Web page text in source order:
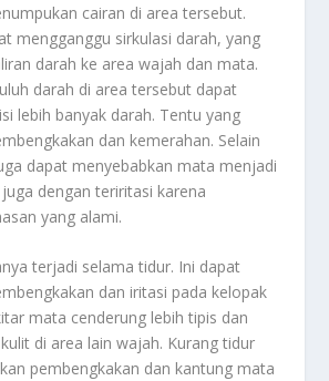
cairan di area tersebut.
mengganggu sirkulasi darah, yang
darah ke area wajah dan mata.
darah di area tersebut dapat
lebih banyak darah. Tentu yang
dan kemerahan. Selain
dapat menyebabkan mata menjadi
dengan teriritasi karena
yang alami.
terjadi selama tidur. Ini dapat
dan iritasi pada kelopak
mata cenderung lebih tipis dan
di area lain wajah. Kurang tidur
pembengkakan dan kantung mata